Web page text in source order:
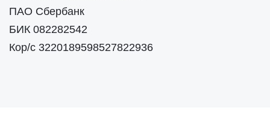
ПАО Сбербанк
БИК 082282542
Кор/с 3220189598527822936